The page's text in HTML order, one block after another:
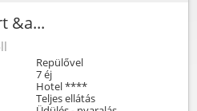
&a...
Repülővel
7 éj
Hotel ****
Teljes ellátás